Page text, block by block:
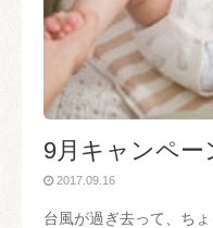
9月キャンペー
2017.09.16
台風が過ぎ去って、ち